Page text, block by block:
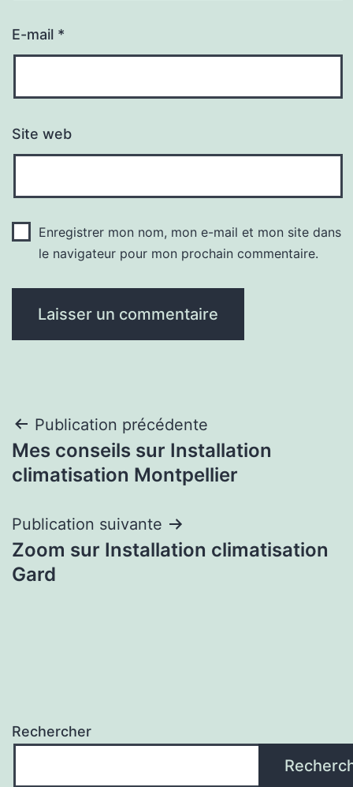
E-mail *
Site web
Enregistrer mon nom, mon e-mail et mon site dans
le navigateur pour mon prochain commentaire.
Navigation
de
Publication précédente
Mes conseils sur Installation
climatisation Montpellier
Publication suivante
Zoom sur Installation climatisation
Gard
Rechercher